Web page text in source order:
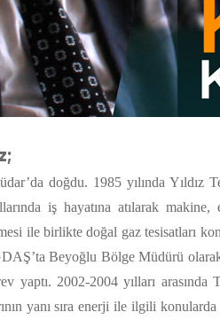
doğdu. 1985 yılında
iş hayatına atılarak
ile birlikte doğal gaz tesisatları
Beyoğlu Bölge Müdürü
yaptı. 2002-2004 yılları arasında
yanı sıra enerji ile ilgili